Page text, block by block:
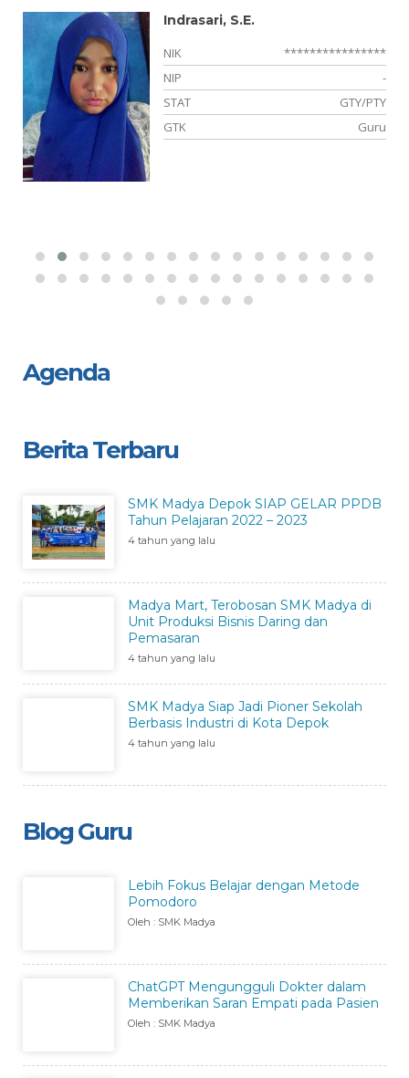
Indrasari, S.E.
NIK
****************
NIP
-
STAT
GTY/PTY
GTK
Guru
Agenda
Berita Terbaru
SMK Madya Depok SIAP GELAR PPDB
Tahun Pelajaran 2022 – 2023
4 tahun yang lalu
Madya Mart, Terobosan SMK Madya di
Unit Produksi Bisnis Daring dan
Pemasaran
4 tahun yang lalu
SMK Madya Siap Jadi Pioner Sekolah
Berbasis Industri di Kota Depok
4 tahun yang lalu
Blog Guru
Lebih Fokus Belajar dengan Metode
Pomodoro
Oleh : SMK Madya
ChatGPT Mengungguli Dokter dalam
Memberikan Saran Empati pada Pasien
Oleh : SMK Madya